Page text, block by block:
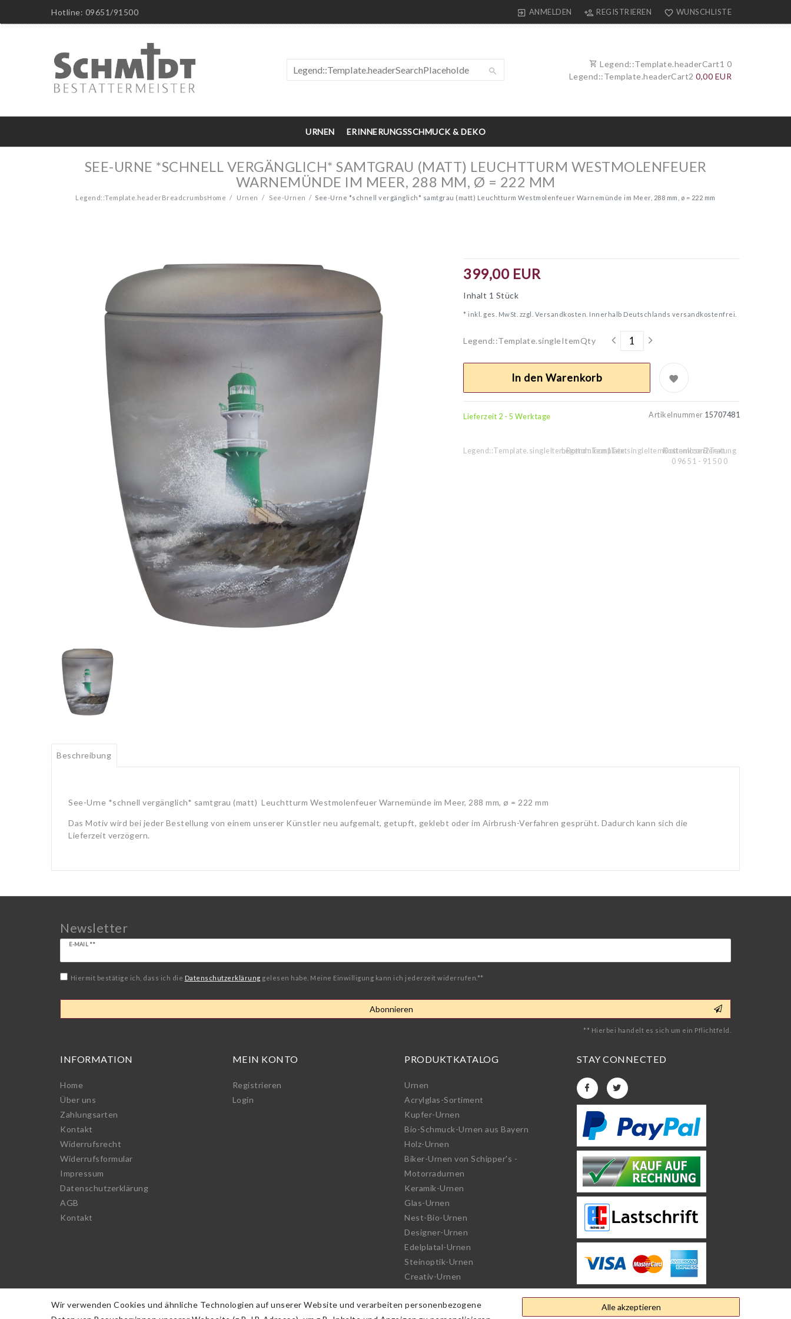
Hotline: 09651/91500 ANMELDEN REGISTRIEREN WUNSCHLISTE
Legend::Template.headerCart1 0
Legend::Template.headerCart2 0,00 EUR
URNEN ERINNERUNGSSCHMUCK & DEKO
SEE-URNE *SCHNELL VERGÄNGLICH* SAMTGRAU (MATT) LEUCHTTURM WESTMOLENFEUER
WARNEMÜNDE IM MEER, 288 MM, Ø = 222 MM
Legend::Template.headerBreadcrumbsHome Urnen See-Urnen See-Urne *schnell vergänglich* samtgrau (matt) Leuchtturm Westmolenfeuer Warnemünde im Meer, 288 mm, ø = 222 mm
399,00 EUR
Inhalt 1 Stück
* inkl. ges. MwSt. zzgl. Versandkosten. Innerhalb Deutschlands versandkostenfrei.
Legend::Template.singleItemQty
In den Warenkorb
Lieferzeit 2 - 5 Werktage Artikelnummer 15707481
Legend::Template.singleItemBottomIcon1TextLegend::Template.singleItemBottomIcon2Text
Kostenlose Beratung
0 96 51 - 91 50 0
Beschreibung
See-Urne *schnell vergänglich* samtgrau (matt) Leuchtturm Westmolenfeuer Warnemünde im Meer, 288 mm, ø = 222 mm
Das Motiv wird bei jeder Bestellung von einem unserer Künstler neu aufgemalt, getupft, geklebt oder im Airbrush-Verfahren gesprüht. Dadurch kann sich die
Lieferzeit verzögern.
Newsletter
E-MAIL **
Newsletter
Honig
Hiermit bestätige ich, dass ich die Daten­schutz­erklärung gelesen habe. Meine Einwilligung kann ich jederzeit widerrufen.**
Abonnieren
** Hierbei handelt es sich um ein Pflichtfeld.
INFORMATION
Home
Über uns
Zahlungsarten
Kontakt
Widerrufs­recht
Widerrufs­formular
Impressum
Daten­schutz­erklärung
AGB
Kontakt
MEIN KONTO
Registrieren
Login
PRODUKTKATALOG
Urnen
Acrylglas-Sortiment
Kupfer-Urnen
Bio-Schmuck-Urnen aus Bayern
Holz-Urnen
Biker-Urnen von Schipper's -
Motorradurnen
Keramik-Urnen
Glas-Urnen
Nest-Bio-Urnen
Designer-Urnen
Edelplatal-Urnen
Steinoptik-Urnen
Creativ-Urnen
See-Urnen
Bio-Urnen
STAY CONNECTED
Wir verwenden Cookies und ähnliche Technologien auf unserer Website und verarbeiten personenbezogene
Alle akzeptieren